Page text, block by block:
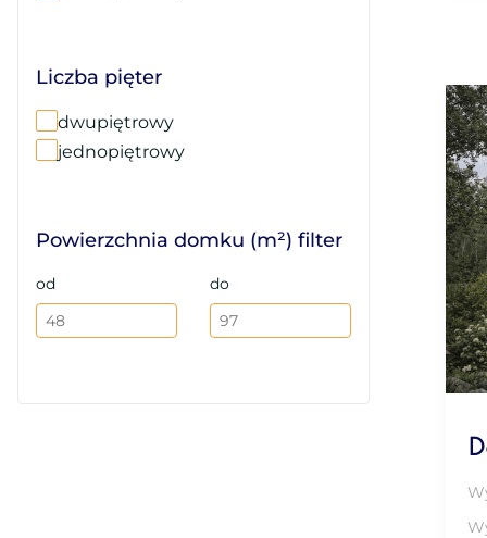
Liczba pięter
dwupiętrowy
jednopiętrowy
Powierzchnia domku (m²) filter
od do